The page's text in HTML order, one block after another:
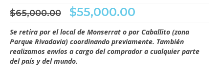
$65,000.00 El
precio
original
era:
$65,000.00.
$55,000.00
actual
es:
$55,000.00.
Se retira por el local de Monserrat o por Caballito (zona
Parque Rivadavia) coordinando previamente. También
realizamos envíos a cargo del comprador a cualquier parte
del país y del mundo.